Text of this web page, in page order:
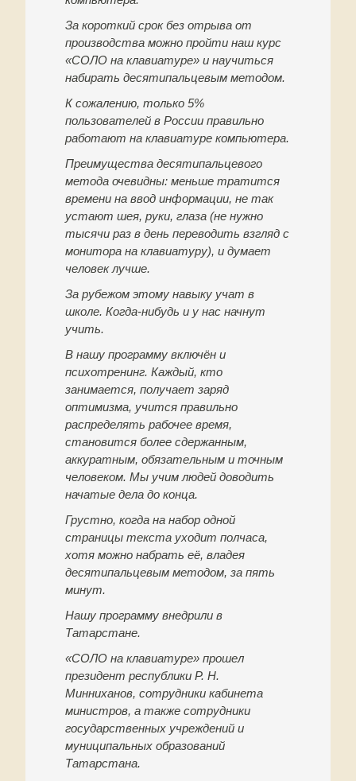
За короткий срок без отрыва от
производства можно пройти наш курс
«СОЛО на клавиатуре» и научиться
набирать десятипальцевым методом.
К сожалению, только 5%
пользователей в России правильно
работают на клавиатуре компьютера.
Преимущества десятипальцевого
метода очевидны: меньше тратится
времени на ввод информации, не так
устают шея, руки, глаза (не нужно
тысячи раз в день переводить взгляд с
монитора на клавиатуру), и думает
человек лучше.
За рубежом этому навыку учат в
школе. Когда-нибудь и у нас начнут
учить.
В нашу программу включён и
психотренинг. Каждый, кто
занимается, получает заряд
оптимизма, учится правильно
распределять рабочее время,
становится более сдержанным,
аккуратным, обязательным и точным
человеком. Мы учим людей доводить
начатые дела до конца.
Грустно, когда на набор одной
страницы текста уходит полчаса,
хотя можно набрать её, владея
десятипальцевым методом, за пять
минут.
Нашу программу внедрили в
Татарстане.
«СОЛО на клавиатуре» прошел
президент республики Р. Н.
Минниханов, сотрудники кабинета
министров, а также сотрудники
государственных учреждений и
муниципальных образований
Татарстана.